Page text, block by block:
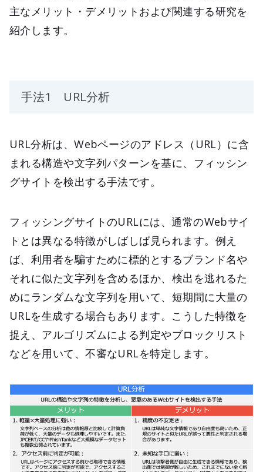
主なメリット・デメリットおよび関連する研究を
紹介します。
手法1 URL分析
URL分析は、Webページのアドレス（URL）に含
まれる構造や文字列パターンを基に、フィッシン
グサイトを検出する手法です。
フィッシングサイトのURLには、通常のWebサイ
トとは異なる特徴がしばしば見られます。例え
ば、利用者を騙すために標的とするブランド名や
それに似た文字列を含めるほか、検出を逃れるた
めにランダムな文字列を用いて、短期間に大量の
URLを生成する場合もあります。こうした特徴を
捉え、アルゴリズムによる判定やブロックリスト
などを用いて、不審なURLを特定します。